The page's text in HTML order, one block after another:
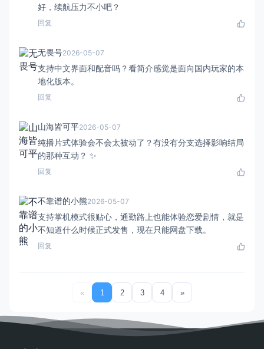
好，续航压力不小吧？
回复
无畏号2026-05-07
支持中文界面和配音吗？看简介感觉是面向国内玩家的本
地化版本。
回复
山海皆可平2026-05-07
纯播片式体验会不会太被动了？有没有分支选择影响结局
的那种互动？ ✨
回复
不靠谱的小熊2026-05-07
支持掌机模式很贴心，通勤路上也能体验恋爱剧情，就是
不知道什么时候正式发售，现在只能网盘下载。
回复
« 1 2 3 4 »